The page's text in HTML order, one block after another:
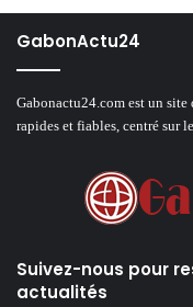
GabonActu24
Gabonactu24.com est un
rapides et fiables, centré sur
Suivez-nous pour
actualités